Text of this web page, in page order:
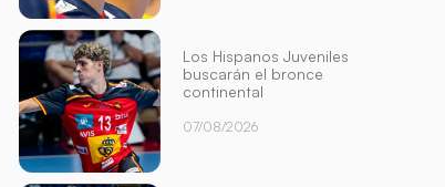
Los Hispanos Juveniles
buscarán el bronce
continental
07/08/2026